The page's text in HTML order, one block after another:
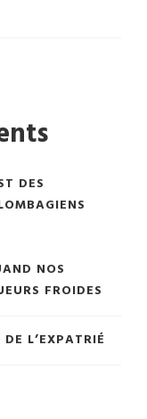
DES
NOS
FROIDES
L’EXPATRIÉ